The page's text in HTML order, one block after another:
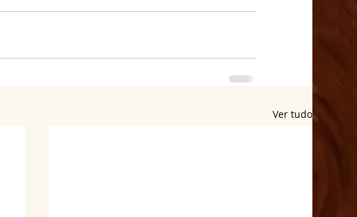
Ver tudo